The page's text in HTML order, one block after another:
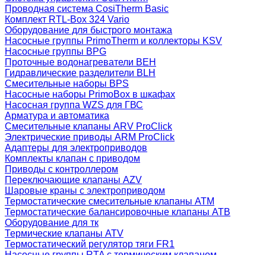
Проводная система CosiTherm Basic
Комплект RTL‑Box 324 Vario
Оборудование для быстрого монтажа
Насосные группы PrimoTherm и коллекторы KSV
Насосные группы BPG
Проточные водонагреватели BEH
Гидравлические разделители BLH
Смесительные наборы BPS
Насосные наборы PrimoBox в шкафах
Насосная группа WZS для ГВС
Арматура и автоматика
Смесительные клапаны ARV ProClick
Электрические приводы ARM ProClick
Адаптеры для электроприводов
Комплекты клапан с приводом
Приводы с контроллером
Переключающие клапаны AZV
Шаровые краны с электроприводом
Термостатические смесительные клапаны ATM
Термостатические балансировочные клапаны ATB
Оборудование для тк
Термические клапаны ATV
Термостатический регулятор тяги FR1